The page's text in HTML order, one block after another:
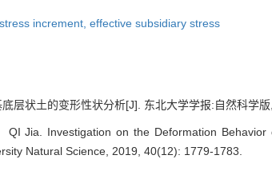
increment, effective subsidiary stress
层状土的变形性状分析[J]. 东北大学学报:自然科学
Jia. Investigation on the Deformation
Natural Science, 2019, 40(12): 1779-1783.